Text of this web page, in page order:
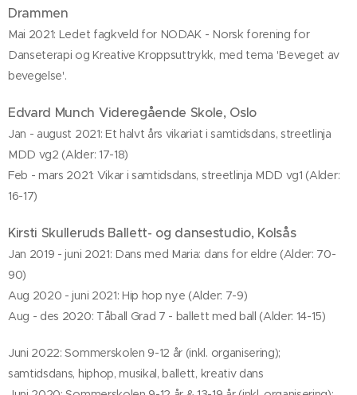
Drammen
Mai 2021: Ledet fagkveld for NODAK - Norsk forening for
Danseterapi og Kreative Kroppsuttrykk, med tema 'Beveget av
bevegelse'.
Edvard Munch Videregående Skole, Oslo
Jan - august 2021: Et halvt års vikariat i samtidsdans, streetlinja
MDD vg2 (Alder: 17-18)
Feb - mars 2021: Vikar i samtidsdans, streetlinja MDD vg1 (Alder:
16-17)
Kirsti Skulleruds Ballett- og dansestudio, Kolsås
Jan 2019 - juni 2021: Dans med Maria: dans for eldre (Alder: 70-
90)
Aug 2020 - juni 2021: Hip hop nye (Alder: 7-9)
Aug - des 2020: Tåball Grad 7 - ballett med ball (Alder: 14-15)
Juni 2022: Sommerskolen 9-12 år (inkl. organisering);
samtidsdans, hiphop, musikal, ballett, kreativ dans